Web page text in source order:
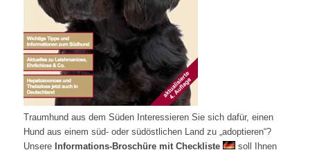
Traumhund aus dem Süden Interessieren Sie sich dafür, einen
Hund aus einem süd- oder südöstlichen Land zu „adoptieren“?
Unsere Informations-Broschüre mit Checkliste soll Ihnen